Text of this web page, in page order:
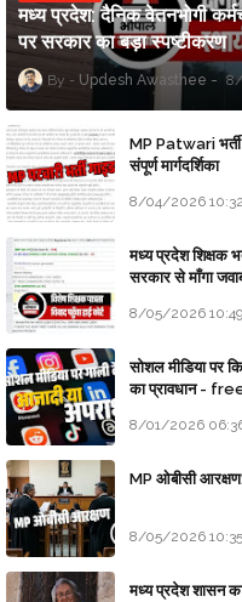
मध्य प्रदेश: दैनिक वेतनभोगी
पर सरकार का बड़ा स्पष्टीकरण
Updesh Awasthee 8/
MP Patwari
संपूर्ण मार्गदर्शिका
8/04/2026
मध्य प्रदेश शिक्षक
सरकार से माँगा
8/05/2026
सोशल मीडिया पर
का प्रावधान -
8/01/2026
MP ओबीसी आरक्षण:
8/05/2026
मध्य प्रदेश शासन का